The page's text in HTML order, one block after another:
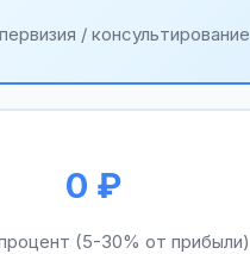
/ консультирование
0 ₽
(5-30% от прибыли)